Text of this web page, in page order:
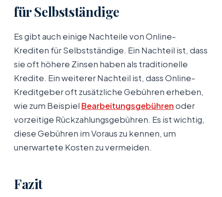
für Selbstständige
Es gibt auch einige Nachteile von Online-
Krediten für Selbstständige. Ein Nachteil ist, dass
sie oft höhere Zinsen haben als traditionelle
Kredite. Ein weiterer Nachteil ist, dass Online-
Kreditgeber oft zusätzliche Gebühren erheben,
wie zum Beispiel Bearbeitungsgebührenoder
vorzeitige Rückzahlungsgebühren. Es ist wichtig,
diese Gebühren im Voraus zu kennen, um
unerwartete Kosten zu vermeiden.
Fazit